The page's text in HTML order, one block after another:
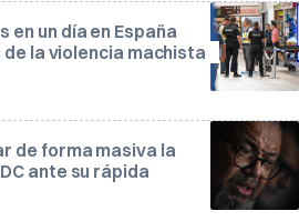
en un día en España
la violencia machista
de forma masiva la
ante su rápida